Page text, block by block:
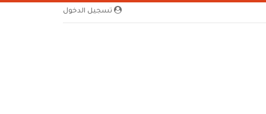
تسجيل الدخول